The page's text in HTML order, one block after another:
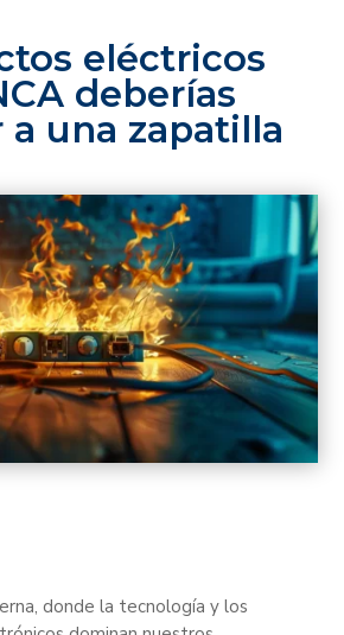
eléctricos
deberías
una zapatilla
donde la tecnología y los